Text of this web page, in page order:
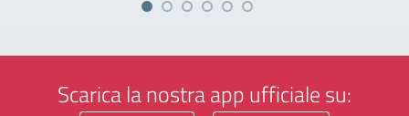
Scarica la nostra app ufficiale su: